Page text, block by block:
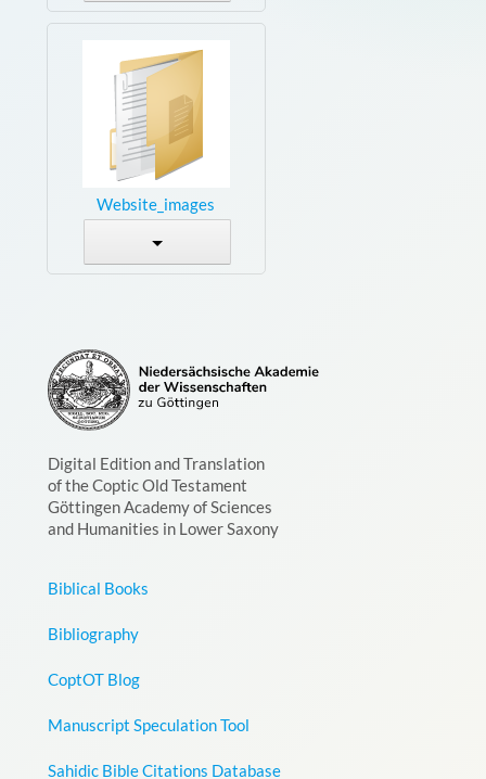
Website_images
Digital Edition and Translation
of the Coptic Old Testament
Göttingen Academy of Sciences
and Humanities in Lower Saxony
Biblical Books
Bibliography
CoptOT Blog
Manuscript Speculation Tool
Sahidic Bible Citations Database